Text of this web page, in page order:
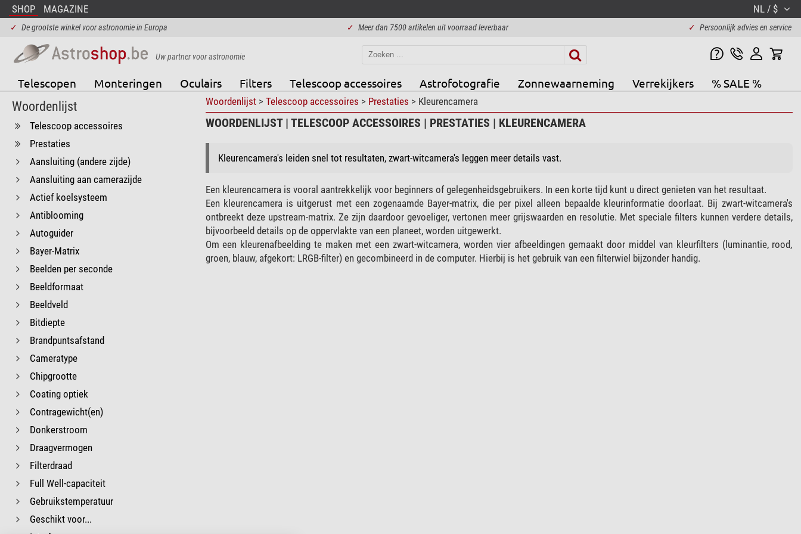
SHOP MAGAZINE NL / $
✓ De grootste winkel voor astronomie in Europa ✓ Meer dan 7500 artikelen uit voorraad leverbaar ✓ Persoonlijk advies en service
Uw partner voor astronomie
Telescopen Monteringen Oculairs Filters Telescoop accessoires Astrofotografie Zonnewaarneming Verrekijkers % SALE %
Woordenlijst
Telescoop accessoires
Prestaties
Aansluiting (andere zijde)
Aansluiting aan camerazijde
Actief koelsysteem
Antiblooming
Autoguider
Bayer-Matrix
Beelden per seconde
Beeldformaat
Beeldveld
Bitdiepte
Brandpuntsafstand
Cameratype
Chipgrootte
Coating optiek
Contragewicht(en)
Donkerstroom
Draagvermogen
Filterdraad
Full Well-capaciteit
Gebruikstemperatuur
Geschikt voor...
Woordenlijst> Telescoop accessoires > Prestaties > Kleurencamera
WOORDENLIJST | TELESCOOP ACCESSOIRES | PRESTATIES | KLEURENCAMERA
Kleurencamera's leiden snel tot resultaten, zwart-witcamera's leggen meer details vast.
Een kleurencamera is vooral aantrekkelijk voor beginners of gelegenheidsgebruikers. In een korte tijd kunt u direct genieten van het resultaat.
Een kleurencamera is uitgerust met een zogenaamde Bayer-matrix, die per pixel alleen bepaalde kleurinformatie doorlaat. Bij zwart-witcamera's
ontbreekt deze upstream-matrix. Ze zijn daardoor gevoeliger, vertonen meer grijswaarden en resolutie. Met speciale filters kunnen verdere details,
bijvoorbeeld details op de oppervlakte van een planeet, worden uitgewerkt.
Om een ​​kleurenafbeelding te maken met een zwart-witcamera, worden vier afbeeldingen gemaakt door middel van kleurfilters (luminantie, rood,
groen, blauw, afgekort: LRGB-filter) en gecombineerd in de computer. Hierbij is het gebruik van een filterwiel bijzonder handig.